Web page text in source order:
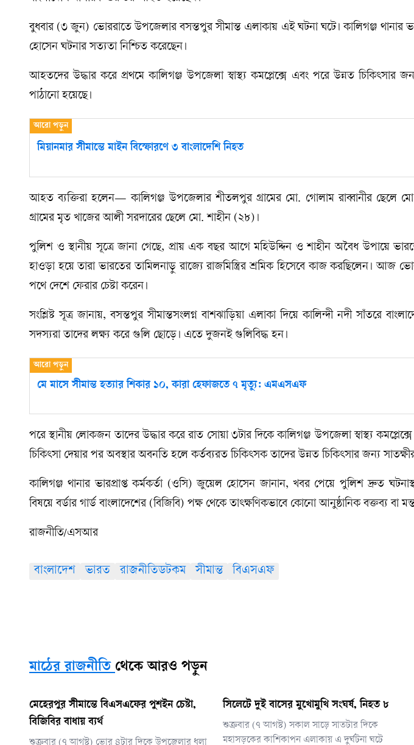
বুধবার (৩ জুন) ভোররাতে উপজেলার বসন্তপুর সীমান্ত এলাকায় এই ঘটনা ঘটে। কালিগঞ্জ থানার
হোসেন ঘটনার সত্যতা নিশ্চিত করেছেন।
আহতদের উদ্ধার করে প্রথমে কালিগঞ্জ উপজেলা স্বাস্থ্য কমপ্লেক্সে এবং পরে উন্নত চিকিৎসার
পাঠানো হয়েছে।
মিয়ানমার সীমান্তে মাইন বিস্ফোরণে ৩ বাংলাদেশি নিহত
আহত ব্যক্তিরা হলেন— কালিগঞ্জ উপজেলার শীতলপুর গ্রামের মো. গোলাম রাব্বানীর ছেলে
গ্রামের মৃত খাজের আলী সরদারের ছেলে মো. শাহীন (২৮)।
পুলিশ ও স্থানীয় সূত্রে জানা গেছে, প্রায় এক বছর আগে মহিউদ্দিন ও শাহীন অবৈধ উপায়ে
হাওড়া হয়ে তারা ভারতের তামিলনাড়ু রাজ্যে রাজমিস্ত্রির শ্রমিক হিসেবে কাজ করছিলেন। আজ
পথে দেশে ফেরার চেষ্টা করেন।
সংশ্লিষ্ট সূত্র জানায়, বসন্তপুর সীমান্তসংলগ্ন বাশঝাড়িয়া এলাকা দিয়ে কালিন্দী নদী সাঁতরে
সদস্যরা তাদের লক্ষ্য করে গুলি ছোড়ে। এতে দুজনই গুলিবিদ্ধ হন।
মে মাসে সীমান্ত হত্যার শিকার ১০, কারা হেফাজতে ৭ মৃত্যু: এমএসএফ
পরে স্থানীয় লোকজন তাদের উদ্ধার করে রাত সোয়া ৩টার দিকে কালিগঞ্জ উপজেলা স্বাস্থ্য কমপ্লেক্সে
চিকিৎসা দেয়ার পর অবস্থার অবনতি হলে কর্তব্যরত চিকিৎসক তাদের উন্নত চিকিৎসার জন্য
কালিগঞ্জ থানার ভারপ্রাপ্ত কর্মকর্তা (ওসি) জুয়েল হোসেন জানান, খবর পেয়ে পুলিশ দ্রুত
বিষয়ে বর্ডার গার্ড বাংলাদেশের (বিজিবি) পক্ষ থেকে তাৎক্ষণিকভাবে কোনো আনুষ্ঠানিক বক্তব্য বা
রাজনীতি/এসআর
বাংলাদেশ ভারত রাজনীতিডটকম সীমান্ত বিএসএফ
মাঠের রাজনীতি থেকে আরও পড়ুন
মেহেরপুর সীমান্তে বিএসএফের পুশইন চেষ্টা,
বিজিবির বাধায় ব্যর্থ
সিলেটে দুই বাসের মুখোমুখি সংঘর্ষ, নিহত ৮
শুক্রবার (৭ আগস্ট) সকাল সাড়ে সাতটার দিকে
মহাসড়কের কাশিকাপন এলাকায় এ দুর্ঘটনা ঘটে